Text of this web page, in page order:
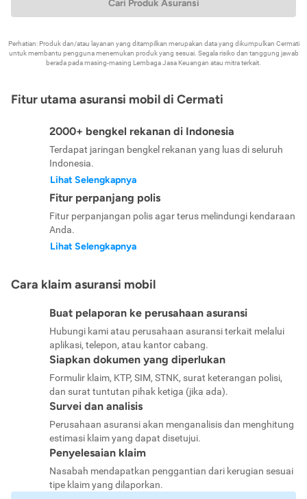
Cari Produk Asuransi
Perhatian: Produk dan/atau layanan yang ditampilkan merupakan data yang dikumpulkan Cermati
untuk membantu pengguna menemukan produk yang sesuai. Segala risiko dan tanggung jawab
berada pada masing-masing Lembaga Jasa Keuangan atau mitra terkait.
Fitur utama asuransi mobil di Cermati
2000+ bengkel rekanan di Indonesia
Terdapat jaringan bengkel rekanan yang luas di seluruh
Indonesia.
Lihat Selengkapnya
Fitur perpanjang polis
Fitur perpanjangan polis agar terus melindungi kendaraan
Anda.
Lihat Selengkapnya
Cara klaim asuransi mobil
Buat pelaporan ke perusahaan asuransi
Hubungi kami atau perusahaan asuransi terkait melalui
aplikasi, telepon, atau kantor cabang.
Siapkan dokumen yang diperlukan
Formulir klaim, KTP, SIM, STNK, surat keterangan polisi,
dan surat tuntutan pihak ketiga (jika ada).
Survei dan analisis
Perusahaan asuransi akan menganalisis dan menghitung
estimasi klaim yang dapat disetujui.
Penyelesaian klaim
Nasabah mendapatkan penggantian dari kerugian sesuai
tipe klaim yang dilaporkan.